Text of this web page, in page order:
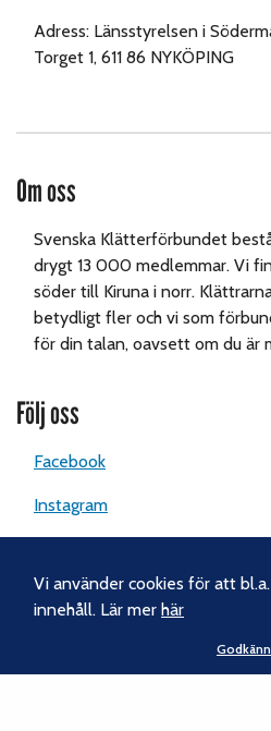
Adress: Länsstyrelsen i
Torget 1, 611 86 NYKÖPING
Om oss
Svenska Klätterförbundet
drygt 13 000 medlemmar. Vi
söder till Kiruna i norr.
betydligt fler och vi som
för din talan, oavsett om du är
Följ oss
Facebook
Instagram
Kontakt
Vi använder cookies för att
innehåll. Lär merhär
Godkänn